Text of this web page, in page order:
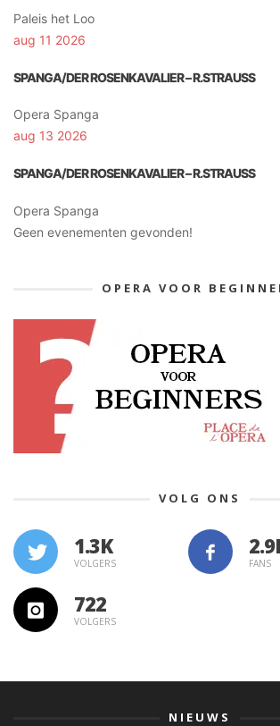
Paleis het Loo
aug 11 2026
SPANGA/DER ROSENKAVALIER – R.STRAUSS
Opera Spanga
aug 13 2026
SPANGA/DER ROSENKAVALIER – R.STRAUSS
Opera Spanga
Geen evenementen gevonden!
OPERA VOOR
VOLG ONS
1.3K
VOLGERS FANS
722
VOLGERS
NIEUWS